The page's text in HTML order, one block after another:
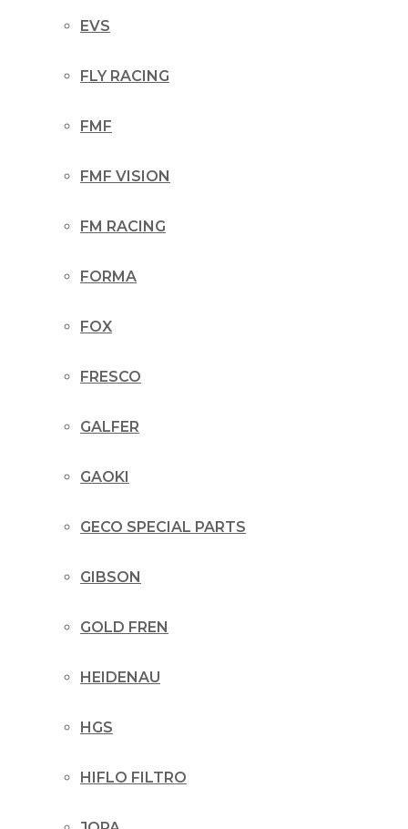
EVS
FLY RACING
FMF
FMF VISION
FM RACING
FORMA
FOX
FRESCO
GALFER
GAOKI
GECO SPECIAL PARTS
GIBSON
GOLD FREN
HEIDENAU
HGS
HIFLO FILTRO